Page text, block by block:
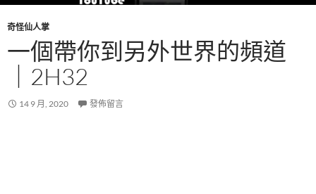
奇怪仙人掌
一個帶你到另外世界的頻道
｜2H32
14 9 月, 2020 發佈留言